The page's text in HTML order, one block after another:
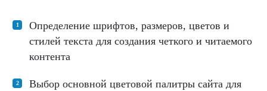
Определение шрифтов, размеров, цветов и
стилей текста для создания четкого и читаемого
контента
Выбор основной цветовой палитры сайта для